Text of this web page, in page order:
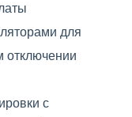
для
отключении
с